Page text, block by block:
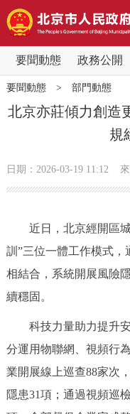
要聞動態 政務公開
要聞動態
黨中央精神
市領導
政策兌現
決策公開
政務服務
要聞動態> 部門動態
北京亦莊傾力創造
規
日期：2026-03-19 11:12
近日，北京經開區城
訓”三位一體工作模式
相結合，系統開展風險
續穩固。
科技力量助力提升安
分運用物聯網、視頻行
業開展線上巡查88家次
隱患31項；通過視頻巡